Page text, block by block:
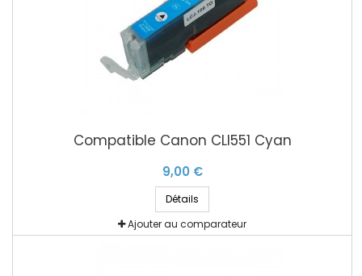
Compatible Canon CLI551 Cyan
9,00 €
Détails
Ajouter au comparateur